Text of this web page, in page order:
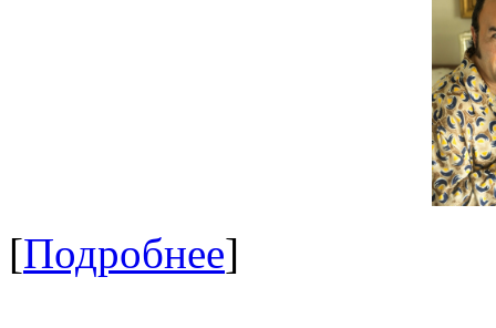
[Подробнее]